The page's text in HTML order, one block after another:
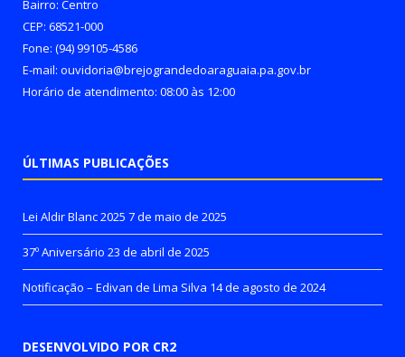
Bairro: Centro
CEP: 68521-000
Fone: (94) 99105-4586
E-mail: ouvidoria@brejograndedoaraguaia.pa.gov.br
Horário de atendimento: 08:00 às 12:00
ÚLTIMAS PUBLICAÇÕES
Lei Aldir Blanc 2025 7 de maio de 2025
37º Aniversário 23 de abril de 2025
Notificação – Edivan de Lima Silva 14 de agosto de 2024
DESENVOLVIDO POR CR2